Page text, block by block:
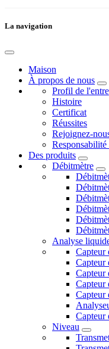
La navigation
Maison
À propos de nous
Profil de
Histoire
Certificat
Réussites
Rejoignez-
Responsabilité
Des produits
Débitmètre
Analyse
Capteur
Capteur
Capteur
Capteur
Capteur
Capteur
Niveau